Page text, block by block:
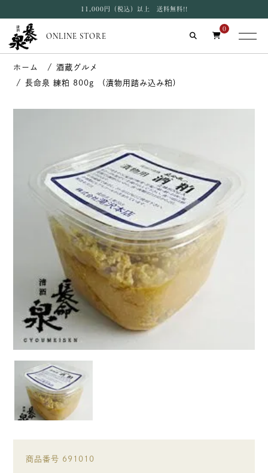
11,000円（税込）以上 送料無料!!
ONLINE STORE
0
酒蔵グルメ
長命泉 練粕 800g (漬物用踏み込み粕)
商品番号 691010